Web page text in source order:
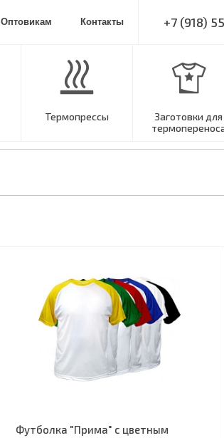
Оптовикам Контакты +7 (918)
Термопрессы
Заготовки для
Футболка "Прима" с цветным